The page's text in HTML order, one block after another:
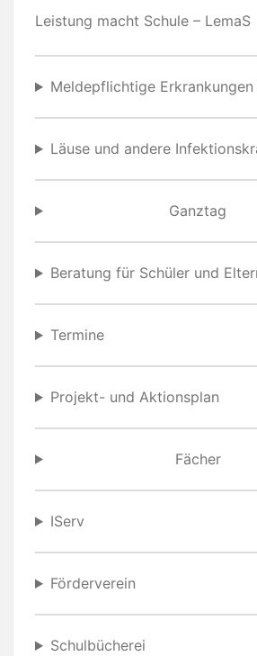
Leistung macht Schule – LemaS
Meldepflichtige Erkrankungen
Läuse und andere
Ganztag
Beratung für Schüler und
Termine
Projekt- und Aktionsplan
Fächer
IServ
Förderverein
Schulbücherei